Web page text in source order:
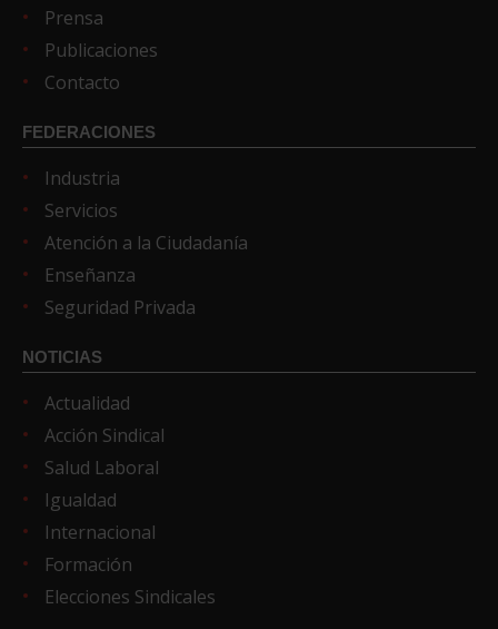
Prensa
Publicaciones
Contacto
FEDERACIONES
Industria
Servicios
Atención a la Ciudadanía
Enseñanza
Seguridad Privada
NOTICIAS
Actualidad
Acción Sindical
Salud Laboral
Igualdad
Internacional
Formación
Elecciones Sindicales